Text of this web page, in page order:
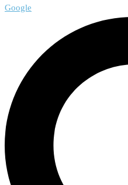
Google